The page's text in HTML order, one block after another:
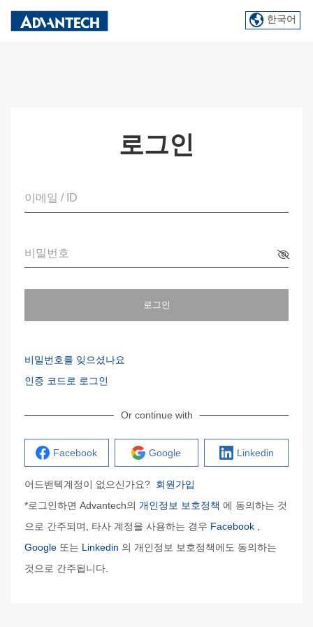
한국어
로그인
이메일 / ID
비밀번호
로그인
비밀번호를 잊으셨나요
인증 코드로 로그인
Or continue with
Facebook Google Linkedin
어드밴텍계정이 없으신가요? 회원가입
*로그인하면 Advantech의 개인정보 보호정책 에 동의하는 것
으로 간주되며, 타사 계정을 사용하는 경우 Facebook
Google 또는 Linkedin 의 개인정보 보호정책에도 동의하는
것으로 간주됩니다.